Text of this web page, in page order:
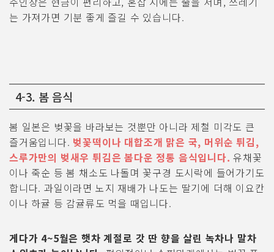
는 가져가면 기분 좋게 즐길 수 있습니다.
4-3. 봄 음식
봄 일본은 벚꽃을 바라보는 것뿐만 아니라 제철 미각도 큰
즐거움입니다. 벚꽃떡이나 대합조개 맑은 국, 머위순 튀김,
스루가만의 벚새우 튀김은 봄다운 정통 음식입니다. 유채꽃
이나 죽순 등 봄 채소도 나돌며 꽃구경 도시락에 들어가기도
합니다. 과일이라면 노지 재배가 나도는 딸기에 더해 이요칸
이나 하귤 등 감귤류도 먹을 때입니다.
게다가 4~5월은 햇차 계절로 갓 딴 향을 살린 녹차나 말차